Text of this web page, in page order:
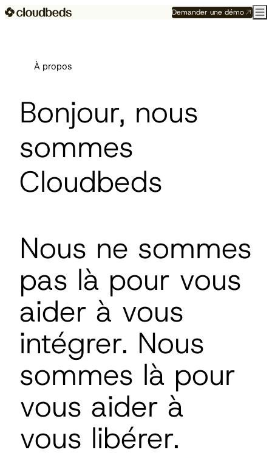
Demander une démo
À propos
Bonjour, nous
sommes
Cloudbeds
Nous ne sommes
pas là pour vous
aider à vous
intégrer. Nous
sommes là pour
vous aider à
vous libérer.